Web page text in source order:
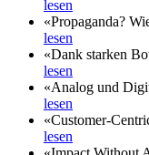
lesen
«Propaganda?
lesen
«Dank starken
lesen
«Analog und
lesen
«Customer-
lesen